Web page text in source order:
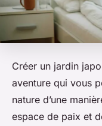
Créer un jardin
aventure qui vous
nature d’une
espace de paix et